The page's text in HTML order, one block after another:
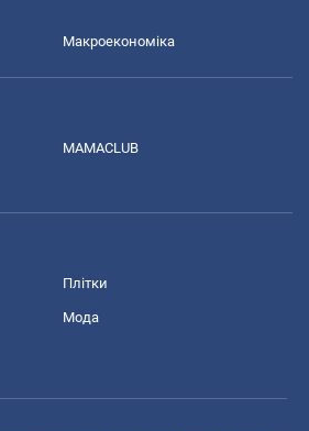
Макроекономіка
MAMACLUB
Плітки
Мода